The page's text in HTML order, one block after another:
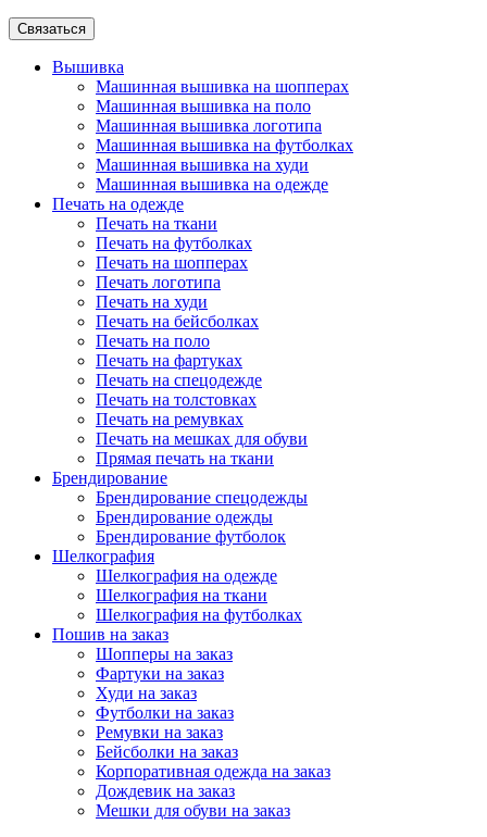
Связаться
Вышивка
Машинная вышивка на шопперах
Машинная вышивка на поло
Машинная вышивка логотипа
Машинная вышивка на футболках
Машинная вышивка на худи
Машинная вышивка на одежде
Печать на одежде
Печать на ткани
Печать на футболках
Печать на шопперах
Печать логотипа
Печать на худи
Печать на бейсболках
Печать на поло
Печать на фартуках
Печать на спецодежде
Печать на толстовках
Печать на ремувках
Печать на мешках для обуви
Прямая печать на ткани
Брендирование
Брендирование спецодежды
Брендирование одежды
Брендирование футболок
Шелкография
Шелкография на одежде
Шелкография на ткани
Шелкография на футболках
Пошив на заказ
Шопперы на заказ
Фартуки на заказ
Худи на заказ
Футболки на заказ
Ремувки на заказ
Бейсболки на заказ
Корпоративная одежда на заказ
Дождевик на заказ
Мешки для обуви на заказ